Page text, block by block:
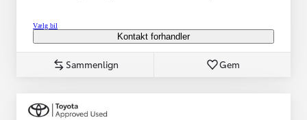
Vælg bil
Kontakt forhandler
Sammenlign Gem